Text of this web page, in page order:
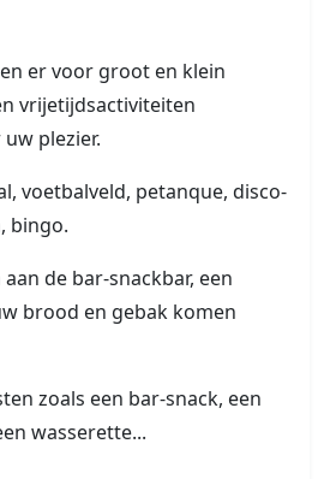
er voor groot en klein
vrijetijdsactiviteiten
plezier.
voetbalveld, petanque, disco-
bingo.
de bar-snackbar, een
brood en gebak komen
zoals een bar-snack, een
wasserette...